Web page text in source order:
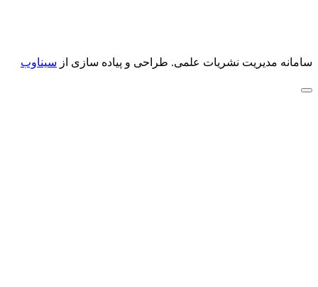
سامانه مدیریت نشریات علمی. طراحی و پیاده سازی از سیناوب